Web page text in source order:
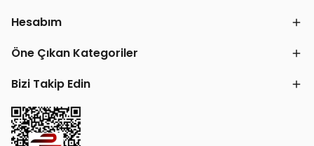
Hesabım
Öne Çıkan Kategoriler
Bizi Takip Edin